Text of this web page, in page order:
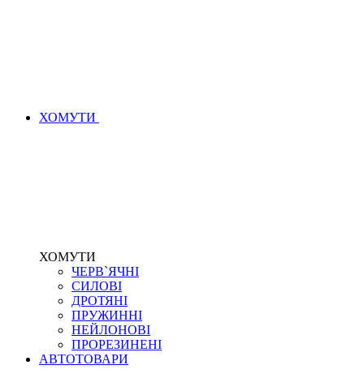
ХОМУТИ
ХОМУТИ
ЧЕРВ`ЯЧНІ
СИЛОВІ
ДРОТЯНІ
ПРУЖИННІ
НЕЙЛОНОВІ
ПРОРЕЗИНЕНІ
АВТОТОВАРИ